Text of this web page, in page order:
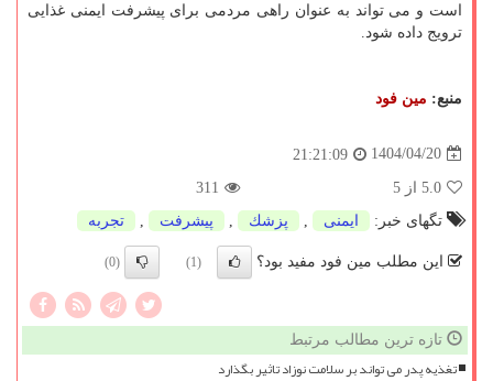
است و می تواند به عنوان راهی مردمی برای پیشرفت ایمنی غذایی
ترویج داده شود.
منبع: مین فود
1404/04/20
21:21:09
5.0 از 5
311
تگهای خبر:
ایمنی پزشك پیشرفت تجربه
این مطلب مین فود مفید بود؟ (1)
(0)
تازه ترین مطالب مرتبط
تغذیه پدر می تواند بر سلامت نوزاد تاثیر بگذارد